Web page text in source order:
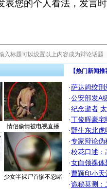
情侣偷情被电视直播
少女半裸尸首惨不忍睹
【热门新闻
·萨达姆绞刑
·公安部发A
·纪念逝者
·丁俊晖豪
·野生东北
·专家辩论伪
·校花口述：
·女白领祼体
·曹颖印小天
·诡秘莫测：